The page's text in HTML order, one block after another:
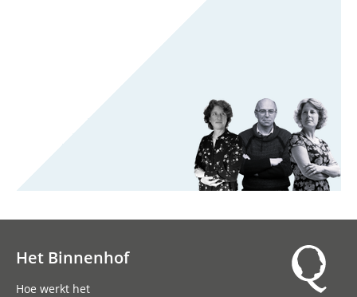
Het Binnenhof
Hoe werkt het